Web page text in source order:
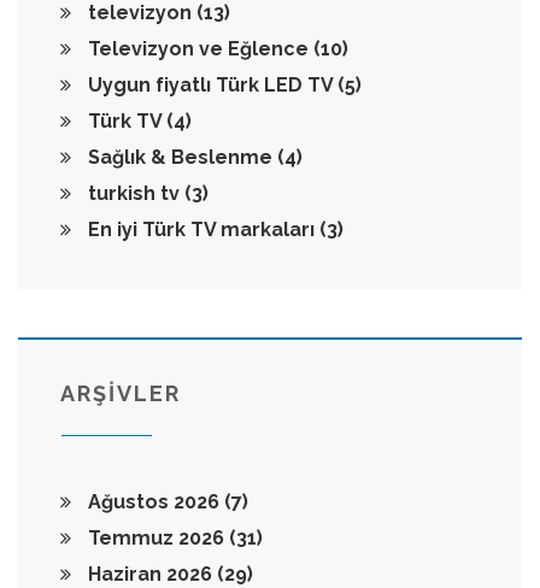
televizyon (13)
Televizyon ve Eğlence (10)
Uygun fiyatlı Türk LED TV (5)
Türk TV (4)
Sağlık & Beslenme (4)
turkish tv (3)
En iyi Türk TV markaları (3)
ARŞİVLER
Ağustos 2026 (7)
Temmuz 2026 (31)
Haziran 2026 (29)